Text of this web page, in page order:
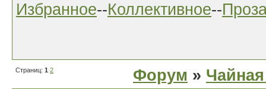
Избранное--Коллективное--
Страниц: 1 2 Форум »